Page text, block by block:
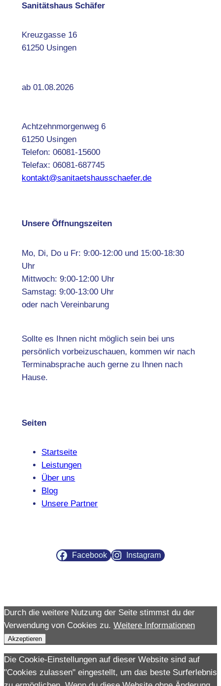
Sanitätshaus Schäfer
Kreuzgasse 16
61250 Usingen
ab 01.08.2026
Achtzehnmorgenweg 6
61250 Usingen
Telefon: 06081-15600
Telefax: 06081-687745
kontakt@sanitaetshausschaefer.de
Unsere Öffnungszeiten
Mo, Di, Do u Fr: 9:00-12:00 und 15:00-18:30
Uhr
Mittwoch: 9:00-12:00 Uhr
Samstag: 9:00-13:00 Uhr
oder nach Vereinbarung
Sollte es Ihnen nicht möglich sein bei uns
persönlich vorbeizuschauen, kommen wir nach
Terminabsprache auch gerne zu Ihnen nach
Hause.
Seiten
Startseite
Leistungen
Über uns
Blog
Unsere Partner
Facebook Instagram
Durch die weitere Nutzung der Seite stimmst du der
Verwendung von Cookies zu. Weitere Informationen
Akzeptieren
Die Cookie-Einstellungen auf dieser Website sind auf
"Cookies zulassen" eingestellt, um das beste Surferlebnis